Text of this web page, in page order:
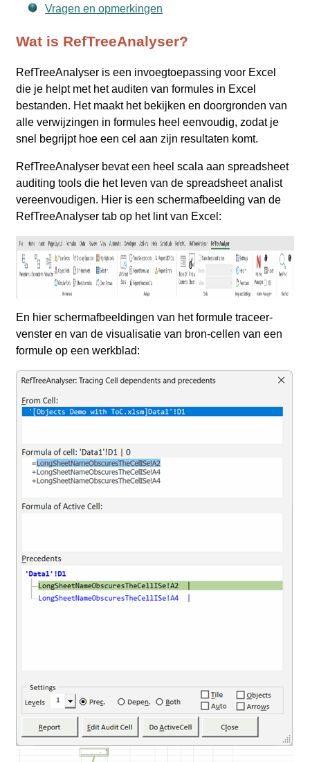
Vragen en opmerkingen
Wat is RefTreeAnalyser?
RefTreeAnalyser is een invoegtoepassing voor Excel
die je helpt met het auditen van formules in Excel
bestanden. Het maakt het bekijken en doorgronden van
alle verwijzingen in formules heel eenvoudig, zodat je
snel begrijpt hoe een cel aan zijn resultaten komt.
RefTreeAnalyser bevat een heel scala aan spreadsheet
auditing tools die het leven van de spreadsheet analist
vereenvoudigen. Hier is een schermafbeelding van de
RefTreeAnalyser tab op het lint van Excel:
En hier schermafbeeldingen van het formule traceer-
venster en van de visualisatie van bron-cellen van een
formule op een werkblad: